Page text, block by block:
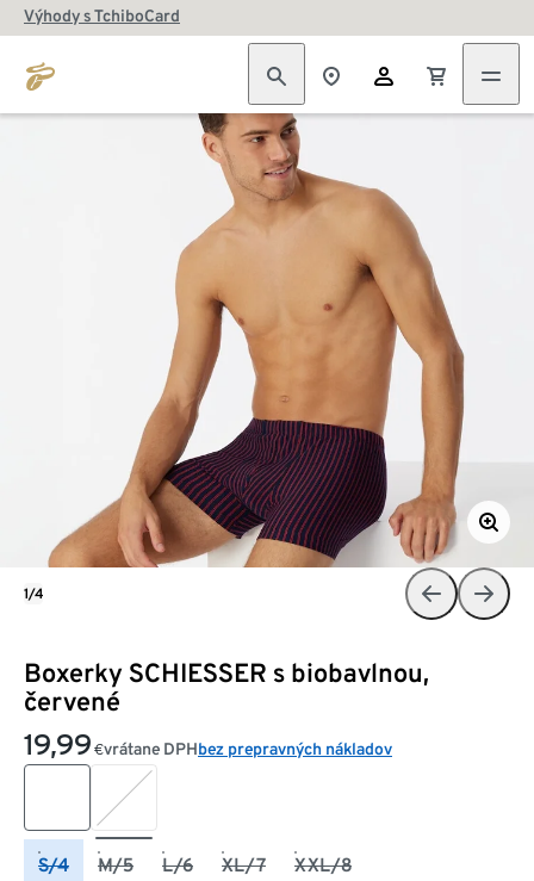
Výhody s TchiboCard
Boxerky SCHIESSER s biobavlnou,
červené
19,99 €vrátane DPHbez prepravných nákladov
S/4 M/5 L/6 XL/7 XXL/8
1/4